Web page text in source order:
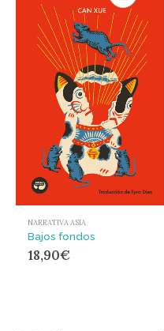
NARRATIVA ASIA
Bajos fondos
18,90€